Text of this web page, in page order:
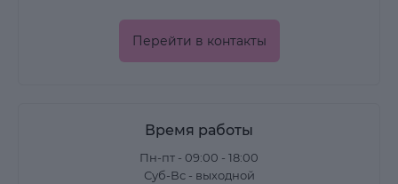
Перейти в контакты
Время работы
Пн-пт - 09:00 - 18:00
Суб-Вс - выходной